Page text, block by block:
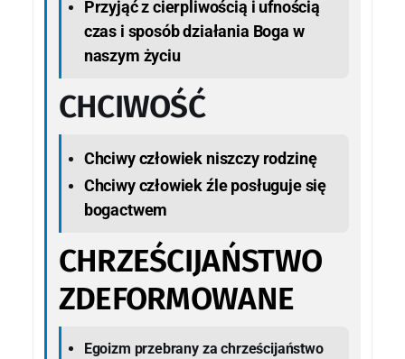
Przyjąć z cierpliwością i ufnością
czas i sposób działania Boga w
naszym życiu
CHCIWOŚĆ
Chciwy człowiek niszczy rodzinę
Chciwy człowiek źle posługuje się
bogactwem
CHRZEŚCIJAŃSTWO
ZDEFORMOWANE
Egoizm przebrany za chrześcijaństwo